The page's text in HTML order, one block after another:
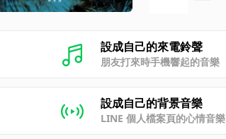
設成自己的來電鈴聲
朋友打來時手機響起的音樂
設成自己的背景音樂
LINE 個人檔案頁的心情音樂